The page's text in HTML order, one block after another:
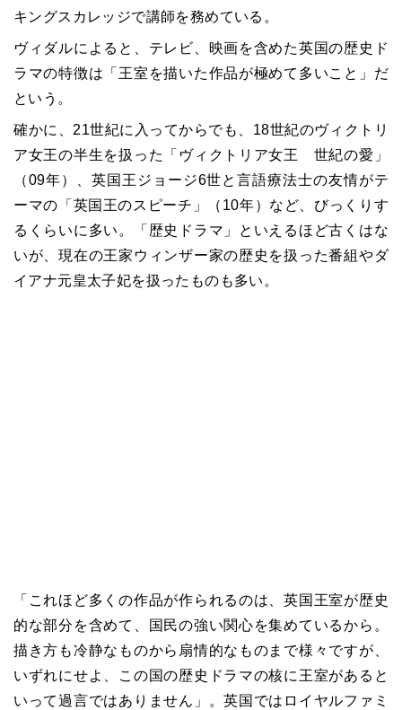
キングスカレッジで講師を務めている。
ヴィダルによると、テレビ、映画を含めた英国の歴史ド
ラマの特徴は「王室を描いた作品が極めて多いこと」だ
という。
確かに、 21世紀に入ってからでも、 18世紀のヴィクトリ
ア女王の半生を扱った「ヴィクトリア女王 世紀の愛」
（09年）、英国王ジョージ6世と言語療法士の友情がテ
ーマの「英国王のスピーチ」（ 10年）など、びっくりす
るくらいに多い。「歴史ドラマ」といえるほど古くはな
いが、現在の王家ウィンザー家の歴史を扱った番組やダ
イアナ元皇太子妃を扱ったものも多い。
「これほど多くの作品が作られるのは、英国王室が歴史
的な部分を含めて、国民の強い関心を集めているから。
描き方も冷静なものから扇情的なものまで様々ですが、
いずれにせよ、この国の歴史ドラマの核に王室があると
いって過言ではありません」。英国ではロイヤルファミ